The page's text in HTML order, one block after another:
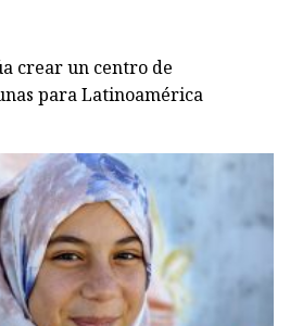
crear un centro de
para Latinoamérica